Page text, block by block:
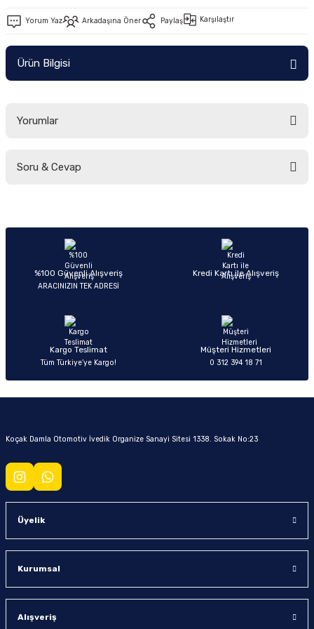
Ön/Arka Takımlar
Yorum Yaz Arkadaşına Öner Paylaş Karşılaştır
Ürün Bilgisi
Yorumlar
Soru & Cevap
Ürün hakkında henüz soru sorulmamış.
%100 Güvenli Alışveriş
ARACINIZIN TEK ADRESİ
Kredi Kartı ile Alışveriş
Kargo Teslimat
Tüm Türkiye’ye Kargo!
Müşteri Hizmetleri
0 312 394 18 71
Koçak Damla Otomotiv İvedik Organize Sanayi Sitesi 1338. Sokak No:23
Üyelik
Kurumsal
Alışveriş